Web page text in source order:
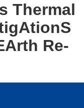
Thermal
Re-